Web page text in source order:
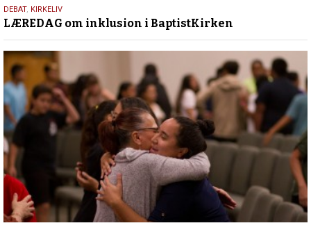
13.
maj
2026
DEBAT, KIRKELIV
LÆREDAG om inklusion i BaptistKirken